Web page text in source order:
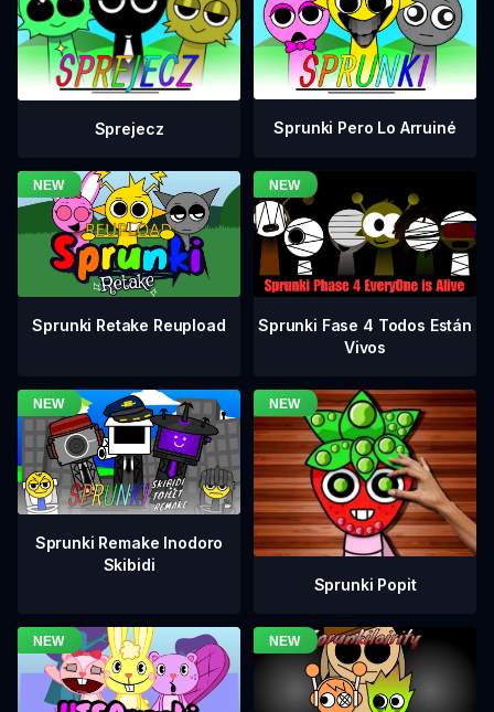
Sprejecz Sprunki Pero Lo Arruiné
Sprunki Retake Reupload
Sprunki Fase 4 Todos Están
Vivos
Sprunki Remake Inodoro
Skibidi
Sprunki Popit